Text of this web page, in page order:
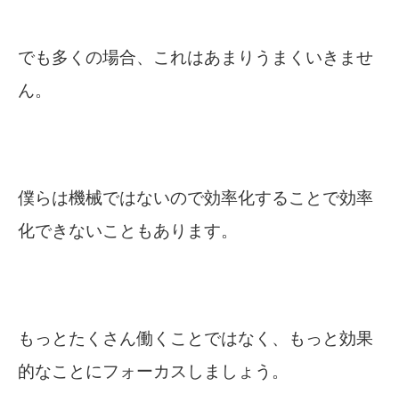
でも多くの場合、これはあまりうまくいきませ
ん。
僕らは機械ではないので効率化することで効率
化できないこともあります。
もっとたくさん働くことではなく、もっと効果
的なことにフォーカスしましょう。